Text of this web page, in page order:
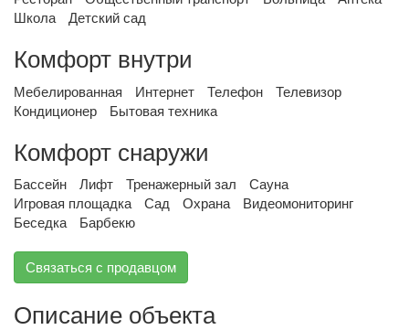
Школа
Детский сад
Комфорт внутри
Мебелированная Интернет Телефон
Телевизор
Кондиционер
Бытовая техника
Комфорт снаружи
Бассейн Лифт Тренажерный зал
Сауна
Игровая площадка
Сад Охрана
Видеомониторинг
Беседка
Барбекю
Связаться с продавцом
Описание объекта